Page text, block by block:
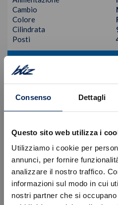
Consenso Dettagli
Questo sito web utilizza i
Utilizziamo i cookie per
annunci, per fornire
analizzare il nostro traffico.
informazioni sul modo in cui
nostri partner che si
Cambio
Colore
Cilindrata
Posti
VISUALIZZA